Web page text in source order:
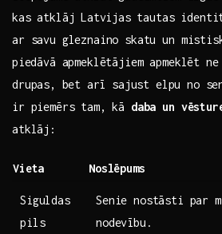
kas atklāj ⁣Latvijas ⁣tautas
ar savu gleznaino‌ skatu un
⁢piedāvā apmeklētājiem apmeklēt
drupas,⁤ bet⁤ arī sajust ⁢elpu no
ir piemērs tam, ​kā daba un
atklāj:
Vieta Noslēpums
Siguldas
pils
Senie ​nostāsti par
nodevību.